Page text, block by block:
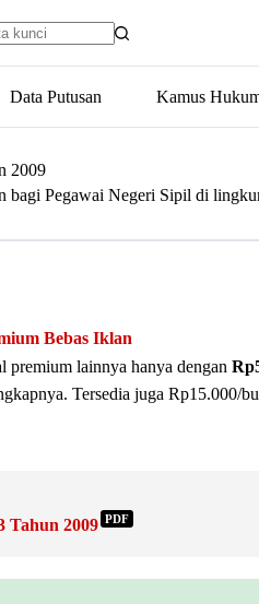
Data Putusan Kamus
2009
bagi Pegawai Negeri Sipil di
Bebas Iklan
premium lainnya hanya dengan
Tersedia juga Rp15.000/
Tahun 2009 PDF